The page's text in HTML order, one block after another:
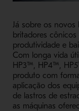
Já sobre os
britadores
produtividade e
Com longa vida
HP3™, HP4™,
produto com
aplicação dos
de lastros de
as máquinas